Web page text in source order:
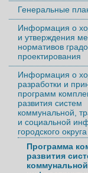
Генеральные
Информация о
и утверждения
нормативов
проектирования
Информация о
разработки и
программ
развития систем
коммунальной,
и социальной
городского округа
Программа
развития
коммунальной